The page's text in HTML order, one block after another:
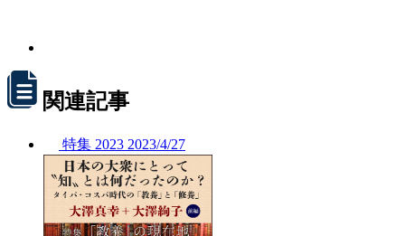
関連記事
特集 2023 2023/4/27